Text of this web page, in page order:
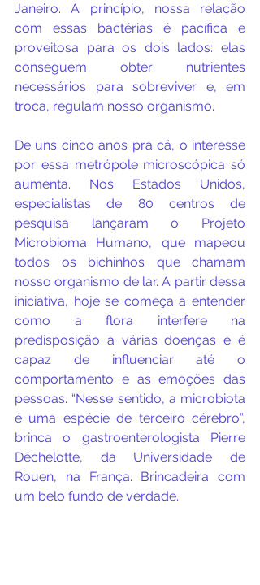
Janeiro. A princípio, nossa relação
com essas bactérias é pacífica e
proveitosa para os dois lados: elas
conseguem obter nutrientes
necessários para sobreviver e, em
troca, regulam nosso organismo.
De uns cinco anos pra cá, o interesse
por essa metrópole microscópica só
aumenta. Nos Estados Unidos,
especialistas de 80 centros de
pesquisa lançaram o Projeto
Microbioma Humano, que mapeou
todos os bichinhos que chamam
nosso organismo de lar. A partir dessa
iniciativa, hoje se começa a entender
como a flora interfere na
predisposição a várias doenças e é
capaz de influenciar até o
comportamento e as emoções das
pessoas. “Nesse sentido, a microbiota
é uma espécie de terceiro cérebro”,
brinca o gastroenterologista Pierre
Déchelotte, da Universidade de
Rouen, na França. Brincadeira com
um belo fundo de verdade.